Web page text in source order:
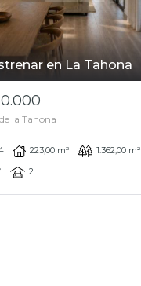
en La Tahona
la Tahona
223,00 m²
1.362,00 m²
2